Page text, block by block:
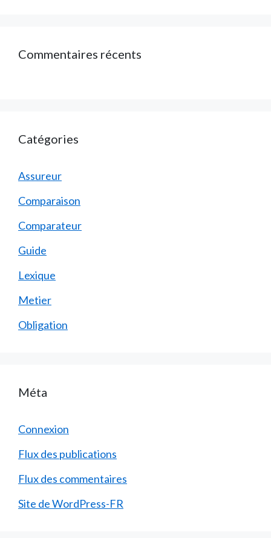
Commentaires récents
Catégories
Assureur
Comparaison
Comparateur
Guide
Lexique
Metier
Obligation
Méta
Connexion
Flux des publications
Flux des commentaires
Site de WordPress-FR